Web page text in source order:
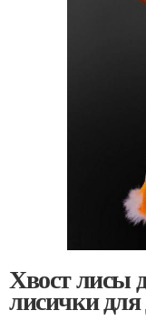
Хвост лисы
лисички